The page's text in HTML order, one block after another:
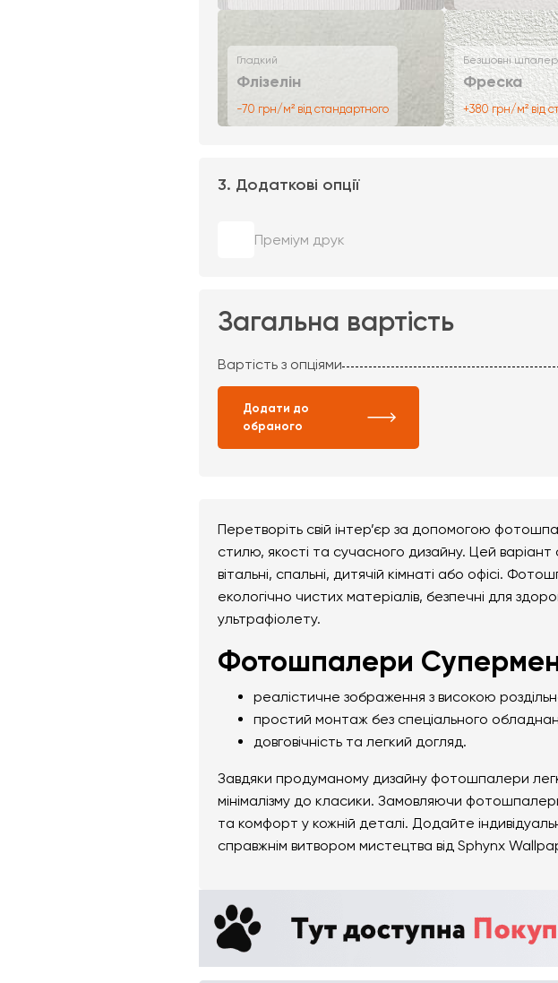
Гладкий
Флізелін
-70 грн/м² від стандартного
Безшовні
Фреска
+380 грн/м² від
3. Додаткові опції
Преміум друк
Загальна вартість
Вартість з опціями
Додати до
обраного
Перетворіть свій інтер’єр за допомогою
стилю, якості та сучасного дизайну. Цей
вітальні, спальні, дитячій кімнаті або офісі.
екологічно чистих матеріалів, безпечні для
ультрафіолету.
Фотошпалери
реалістичне зображення з високою
простий монтаж без спеціального
довговічність та легкий догляд.
Завдяки продуманому дизайну фотошпалери
мінімалізму до класики. Замовляючи
та комфорт у кожній деталі. Додайте
справжнім витвором мистецтва від Sphynx